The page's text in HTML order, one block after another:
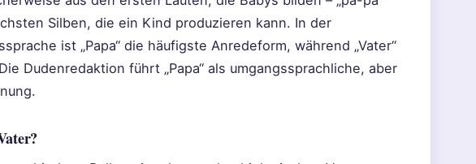
Silben, die ein Kind produzieren kann. In der
ist „Papa“ die häufigste Anredeform, während „Vater“
Dudenredaktion führt „Papa“ als umgangssprachliche, aber